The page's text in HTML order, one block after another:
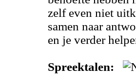
zelf even niet
samen naar
en je verder
Spreektalen: